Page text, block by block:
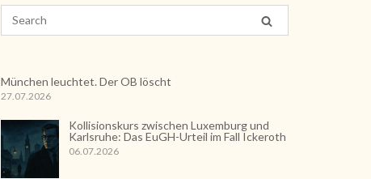
München leuchtet. Der OB löscht
27.07.2026
Kollisionskurs zwischen Luxemburg und
Karlsruhe: Das EuGH-Urteil im Fall Ickeroth
06.07.2026